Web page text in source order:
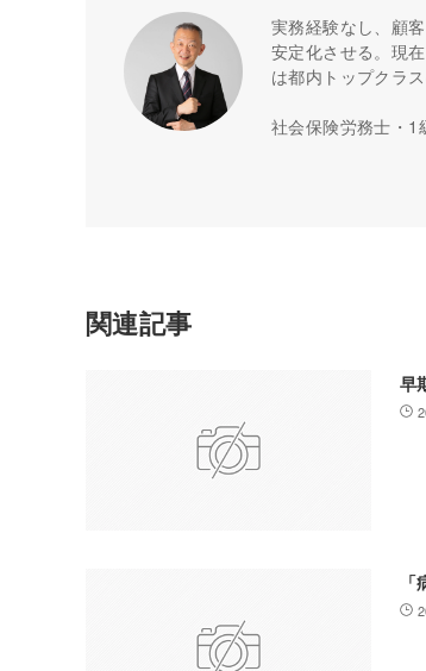
実務経験なし、顧
安定化させる。現
は都内トップクラ
社会保険労務士・1
関連記事
早